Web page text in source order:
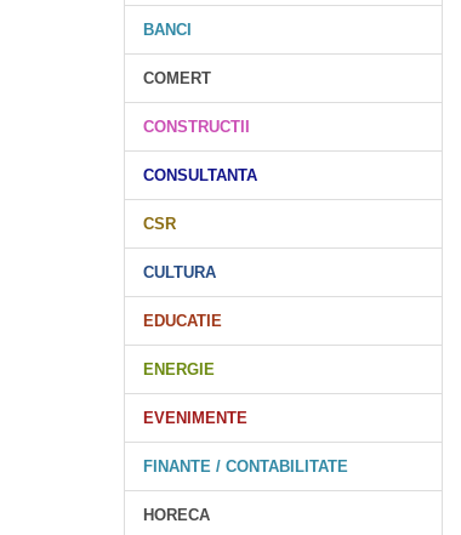
BANCI
COMERT
CONSTRUCTII
CONSULTANTA
CSR
CULTURA
EDUCATIE
ENERGIE
EVENIMENTE
FINANTE / CONTABILITATE
HORECA